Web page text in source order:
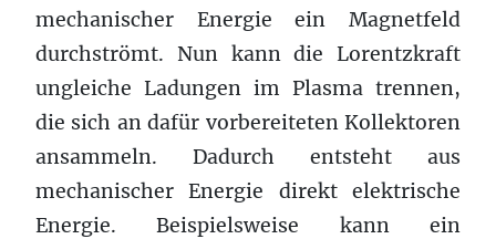
mechanischer Energie ein Magnetfeld
durchströmt. Nun kann die Lorentzkraft
ungleiche Ladungen im Plasma trennen,
die sich an dafür vorbereiteten Kollektoren
ansammeln. Dadurch entsteht aus
mechanischer Energie direkt elektrische
Energie. Beispielsweise kann ein